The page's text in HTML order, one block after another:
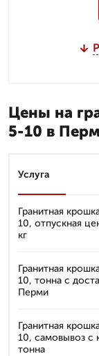
Цены на
5-10 в
Услуга
Гранитная
10, отпускная
кг
Гранитная
10, тонна с
Перми
Гранитная
10, самовывоз с
тонна